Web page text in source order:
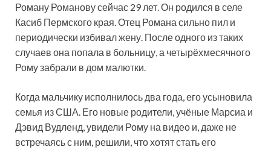
Роману Романову сейчас 29 лет. Он родился в селе
Касиб Пермского края. Отец Романа сильно пил и
периодически избивал жену. После одного из таких
случаев она попала в больницу, а четырёхмесячного
Рому забрали в дом малютки.
Когда мальчику исполнилось два года, его усыновила
семья из США. Его новые родители, учёные Марсиа и
Дэвид Вудленд, увидели Рому на видео и, даже не
встречаясь с ним, решили, что хотят стать его